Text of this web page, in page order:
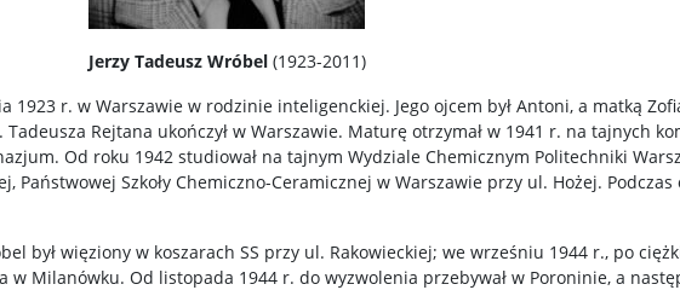
Jerzy Tadeusz Wróbel(1923-2011)
1923 r. w Warszawie w rodzinie inteligenckiej. Jego ojcem był Antoni, a matką
Rejtana ukończył w Warszawie. Maturę otrzymał w 1941 r. na tajnych
Od roku 1942 studiował na tajnym Wydziale Chemicznym Politechniki
Państwowej Szkoły Chemiczno-Ceramicznej w Warszawie przy ul. Hożej. Podczas
był więziony w koszarach SS przy ul. Rakowieckiej; we wrześniu 1944 r., po
w Milanówku. Od listopada 1944 r. do wyzwolenia przebywał w Poroninie, a